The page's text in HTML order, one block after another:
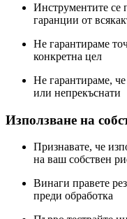
Инструментите
гаранции от
Не гарантираме
конкретна цел
Не гарантираме,
или непрекъснати
Използване на
Признавате, че
на ваш собствен
Винаги правете
преди обработка